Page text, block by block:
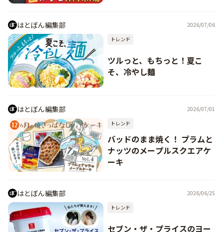
はとぼん編集部
2026/07/06
トレンド
ツルっと、もちっと！夏こ
そ、冷やし麺
はとぼん編集部
2026/07/01
トレンド
バッドのまま焼く！ プラムと
ナッツのメープルスクエアケ
ーキ
はとぼん編集部
2026/06/25
トレンド
セブン・ザ・プライスのヨー